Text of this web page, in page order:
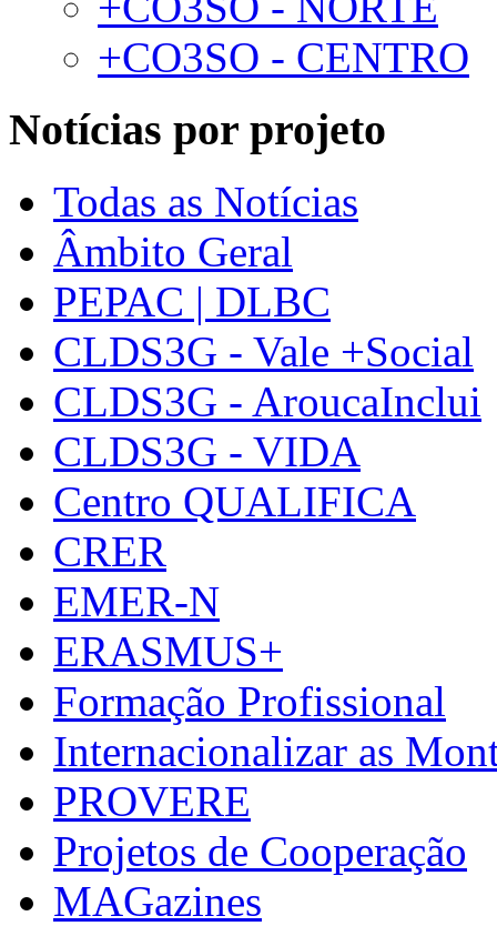
+CO3SO - CENTRO
Notícias por projeto
Todas as Notícias
Âmbito Geral
PEPAC | DLBC
CLDS3G - Vale +Social
CLDS3G - AroucaInclui
CLDS3G - VIDA
Centro QUALIFICA
CRER
EMER-N
ERASMUS+
Formação Profissional
Internacionalizar as
PROVERE
Projetos de Cooperação
MAGazines